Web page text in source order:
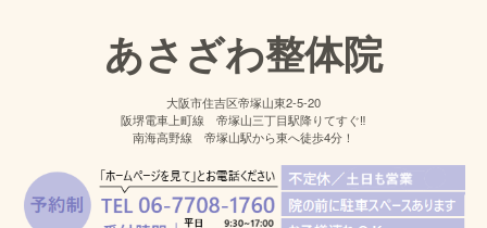
あさざわ整体院
大阪市住吉区帝塚山東2-5-20
阪堺電車上町線 帝塚山三丁目駅降りてすぐ‼
南海高野線 帝塚山駅から東へ徒歩4分！